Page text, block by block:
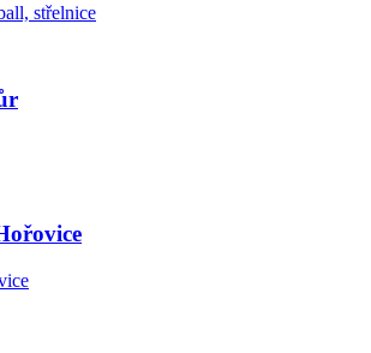
střelnice